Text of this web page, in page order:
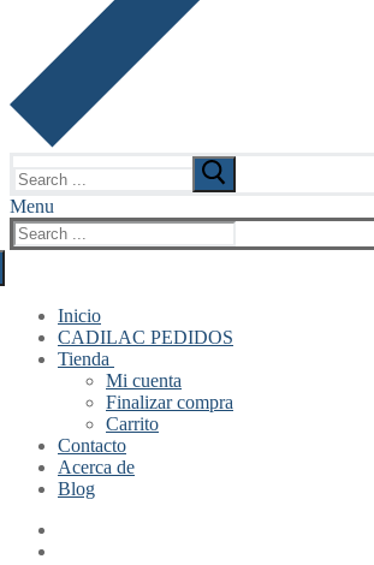
for:
Menu
Search
for:
Inicio
CADILAC PEDIDOS
Tienda
Mi cuenta
Finalizar compra
Carrito
Contacto
Acerca de
Blog